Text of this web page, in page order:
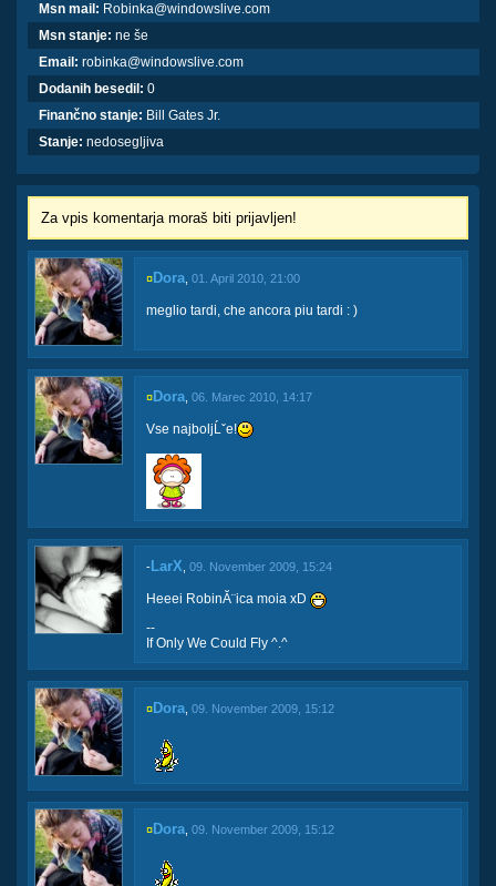
Msn mail: Robinka@windowslive.com
Msn stanje: ne še
Email: robinka@windowslive.com
Dodanih besedil: 0
Finančno stanje: Bill Gates Jr.
Stanje: nedosegljiva
Za vpis komentarja moraš biti prijavljen!
¤ Dora 01. April 2010, 21:00
meglio tardi, che ancora piu tardi : )
¤ Dora 06. Marec 2010, 14:17
Vse najboljĹˇe!
- LarX 09. November 2009, 15:24
Heeei RobinĂ¨ica moia xD
--
If Only We Could Fly ^.^
¤Dora 09. November 2009, 15:12
¤Dora 09. November 2009, 15:12